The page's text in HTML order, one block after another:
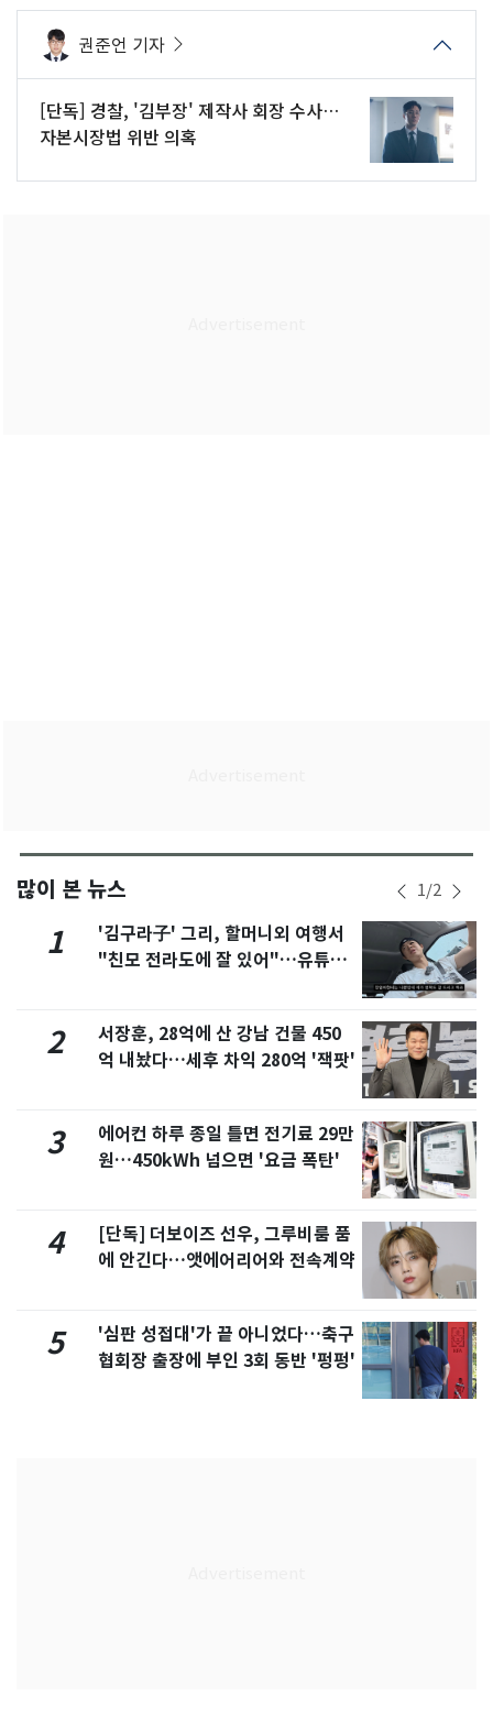
권준언 기자
[단독] 경찰, '김부장' 제작사 회장 수사…
자본시장법 위반 의혹
많이 본 뉴스 1/2
1
'김구라子' 그리, 할머니외 여행서
"친모 전라도에 잘 있어"…유튜브
2
서장훈, 28억에 산 강남 건물 450
억 내놨다…세후 차익 280억 '잭팟'
3
에어컨 하루 종일 틀면 전기료 29만
원…450kWh 넘으면 '요금 폭탄'
4
[단독] 더보이즈 선우, 그루비룸 품
에 안긴다…앳에어리어와 전속계약
5
'심판 성접대'가 끝 아니었다…축구
협회장 출장에 부인 3회 동반 '펑펑'